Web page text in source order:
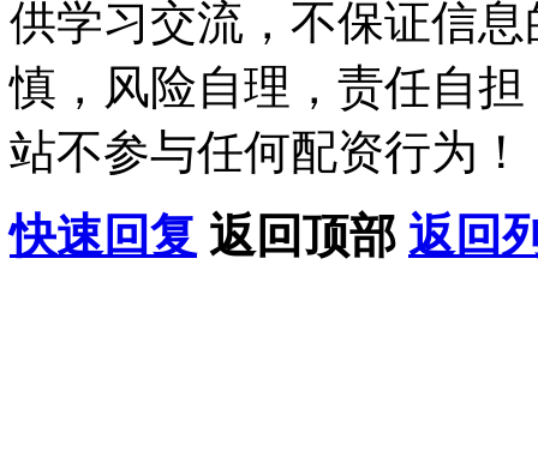
供学习交流，不保证信
慎，风险自理，责任自
站不参与任何配资行为！
快速回复 返回顶部 返回